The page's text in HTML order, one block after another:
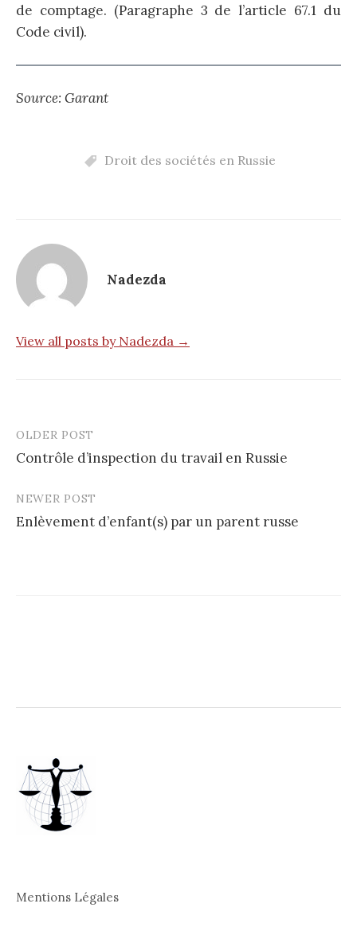
de comptage. (Paragraphe 3 de l’article 67.1 du
Code civil).
Source: Garant
Droit des sociétés en Russie
Nadezda
View all posts by Nadezda →
Post
navigation
OLDER POST
Contrôle d’inspection du travail en Russie
NEWER POST
Enlèvement d’enfant(s) par un parent russe
Mentions Légales